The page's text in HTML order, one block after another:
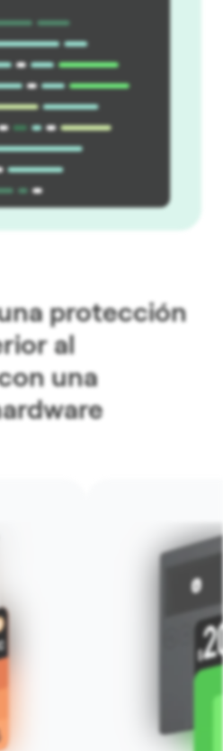
protección
al
una